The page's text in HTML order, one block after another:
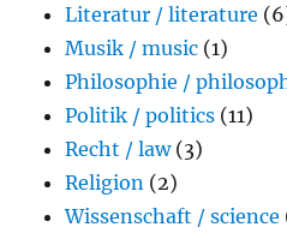
Literatur / literature
Musik / music (1)
Philosophie /
Politik / politics (11)
Recht / law(3)
Religion (2)
Wissenschaft / science